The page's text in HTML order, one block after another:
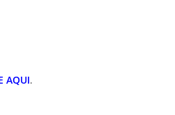
AQUI.